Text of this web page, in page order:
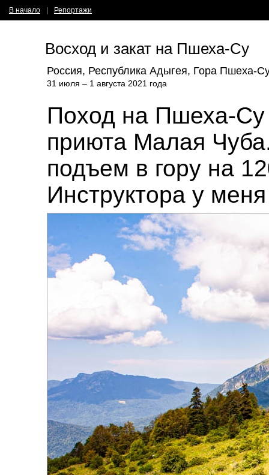
В начало Репортажи
Восход и закат на Пшеха-Су
Россия, Республика Адыгея, Гора Пшеха-
31 июля – 1 августа 2021 года
Поход на Пшеха-Су
приюта Малая
подъем в гору на
Инструктора у